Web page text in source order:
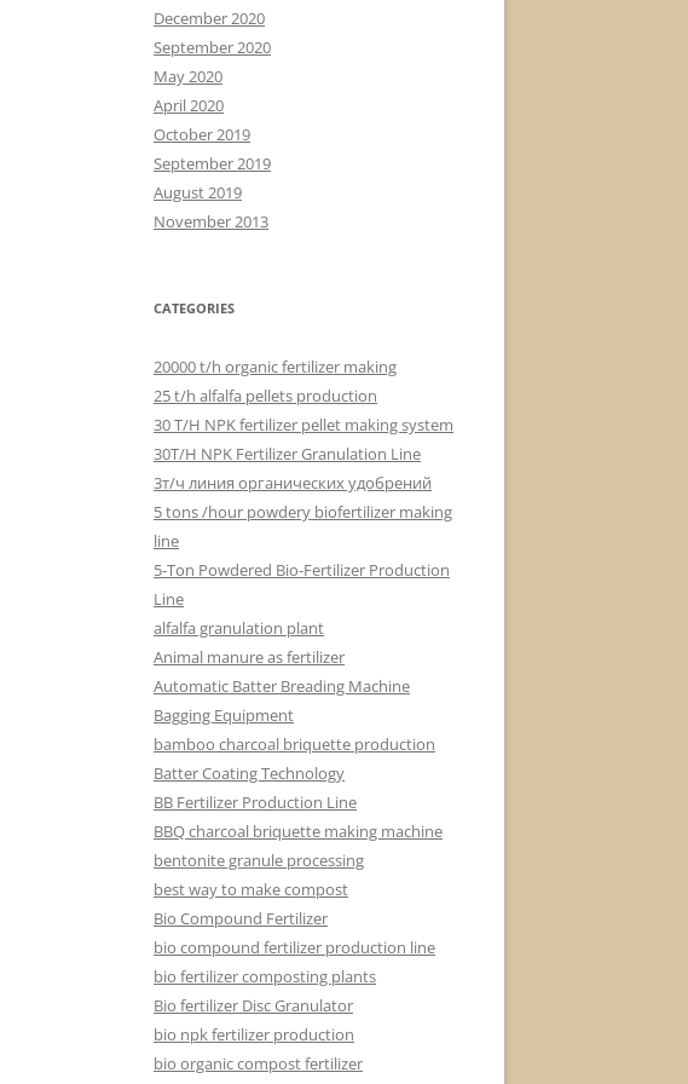
December 2020
September 2020
May 2020
April 2020
October 2019
September 2019
August 2019
November 2013
CATEGORIES
20000 t/h organic fertilizer making
25 t/h alfalfa pellets production
30 T/H NPK fertilizer pellet making system
30T/H NPK Fertilizer Granulation Line
3т/ч линия органических удобрений
5 tons /hour powdery biofertilizer making
line
5-Ton Powdered Bio-Fertilizer Production
Line
alfalfa granulation plant
Animal manure as fertilizer
Automatic Batter Breading Machine
Bagging Equipment
bamboo charcoal briquette production
Batter Coating Technology
BB Fertilizer Production Line
BBQ charcoal briquette making machine
bentonite granule processing
best way to make compost
Bio Compound Fertilizer
bio compound fertilizer production line
bio fertilizer composting plants
Bio fertilizer Disc Granulator
bio npk fertilizer production
bio organic compost fertilizer